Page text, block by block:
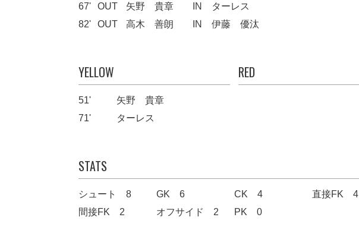
67' OUT 矢野 貴章 IN
ターレス
82'
OUT 高木 善朗 IN 伊藤 優汰
YELLOW
51'
矢野 貴章
71'
ターレス
RED
STATS
シュート 8 GK 6 CK 4
直接FK 4
間接FK 2
オフサイド 2 PK 0